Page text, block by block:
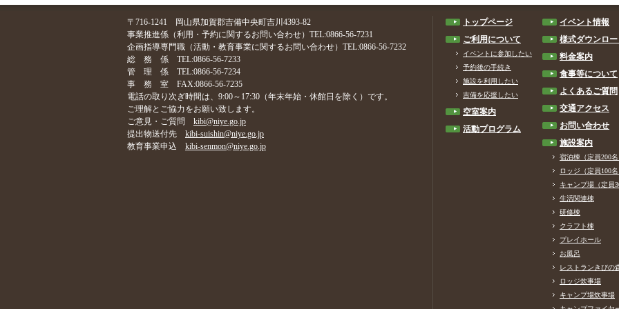
〒716-1241 岡山県加賀郡吉備中央町吉川4393-82
事業推進係（利用・予約に関するお問い合わせ）TEL:0866-56-7231
企画指導専門職（活動・教育事業に関するお問い合わせ）TEL:0866-56-7232
総 務 係 TEL:0866-56-7233
管 理 係 TEL:0866-56-7234
事 務 室 FAX:0866-56-7235
電話の取り次ぎ時間は、9:00～17:30（年末年始・休館日を除く）です。
ご理解とご協力をお願い致します。
ご意見・ご質問 kibi@niye.go.jp
提出物送付先 kibi-suishin@niye.go.jp
教育事業申込 kibi-senmon@niye.go.jp
トップページ
ご利用について
イベントに参加したい
予約後の手続き
施設を利用したい
吉備を応援したい
空室案内
活動プログラム
イベント情報
様式ダウンロー
料金案内
食事等について
よくあるご質問
交通アクセス
お問い合わせ
施設案内
宿泊棟（定員200名
ロッジ（定員100名
キャンプ場（定員
生活関連棟
研修棟
クラフト棟
プレイホール
お風呂
レストランきびの
ロッジ炊事場
キャンプ場炊事場